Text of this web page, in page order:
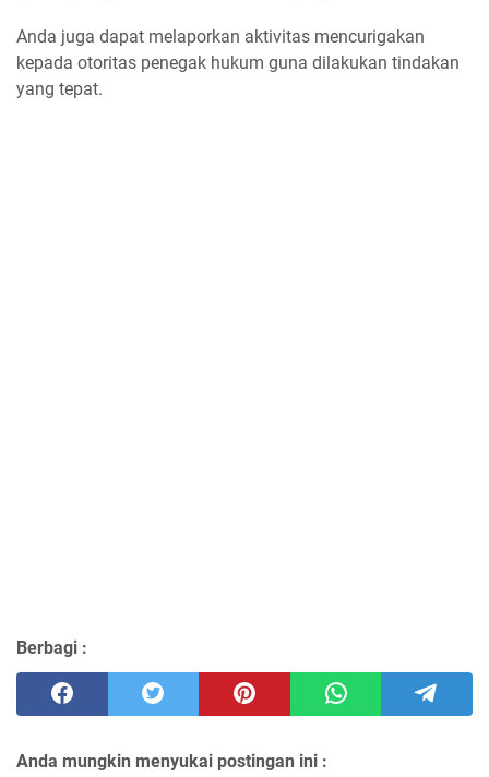
Anda juga dapat melaporkan aktivitas mencurigakan
kepada otoritas penegak hukum guna dilakukan tindakan
yang tepat.
Berbagi :
Anda mungkin menyukai postingan ini :